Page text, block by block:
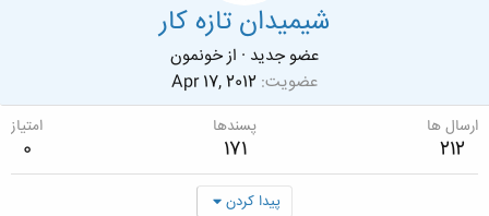
شیمیدان تازه کار
عضو جدید · ازخونمون
عضویت Apr 17, 2012
ارسال ها
212
پسندها
171
امتیاز
0
پیدا کردن